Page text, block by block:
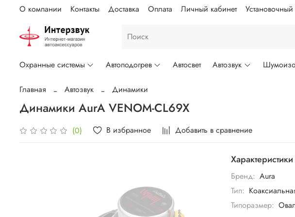
О компании Контакты Доставка Оплата Личный кабинет
Охранные системы Автоподогрев Автосвет Автозвук
Главная Автозвук Динамики
Динамики AurA VENOM-CL69X
(0) В избранное Добавить в сравнение
Характеристики
Бренд: Aura
Тип:
Типоразмер: